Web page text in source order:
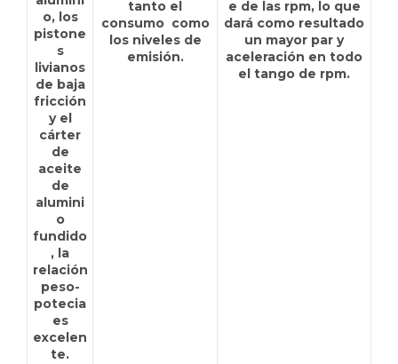
o, los
pistone
s
livianos
de baja
fricción
y el
cárter
de
aceite
de
alumini
o
fundido
, la
relación
peso-
potecia
es
excelen
te.
tanto el
consumo como
los niveles de
emisión.
e de las rpm, lo que
dará como resultado
un mayor par y
aceleración en todo
el tango de rpm.